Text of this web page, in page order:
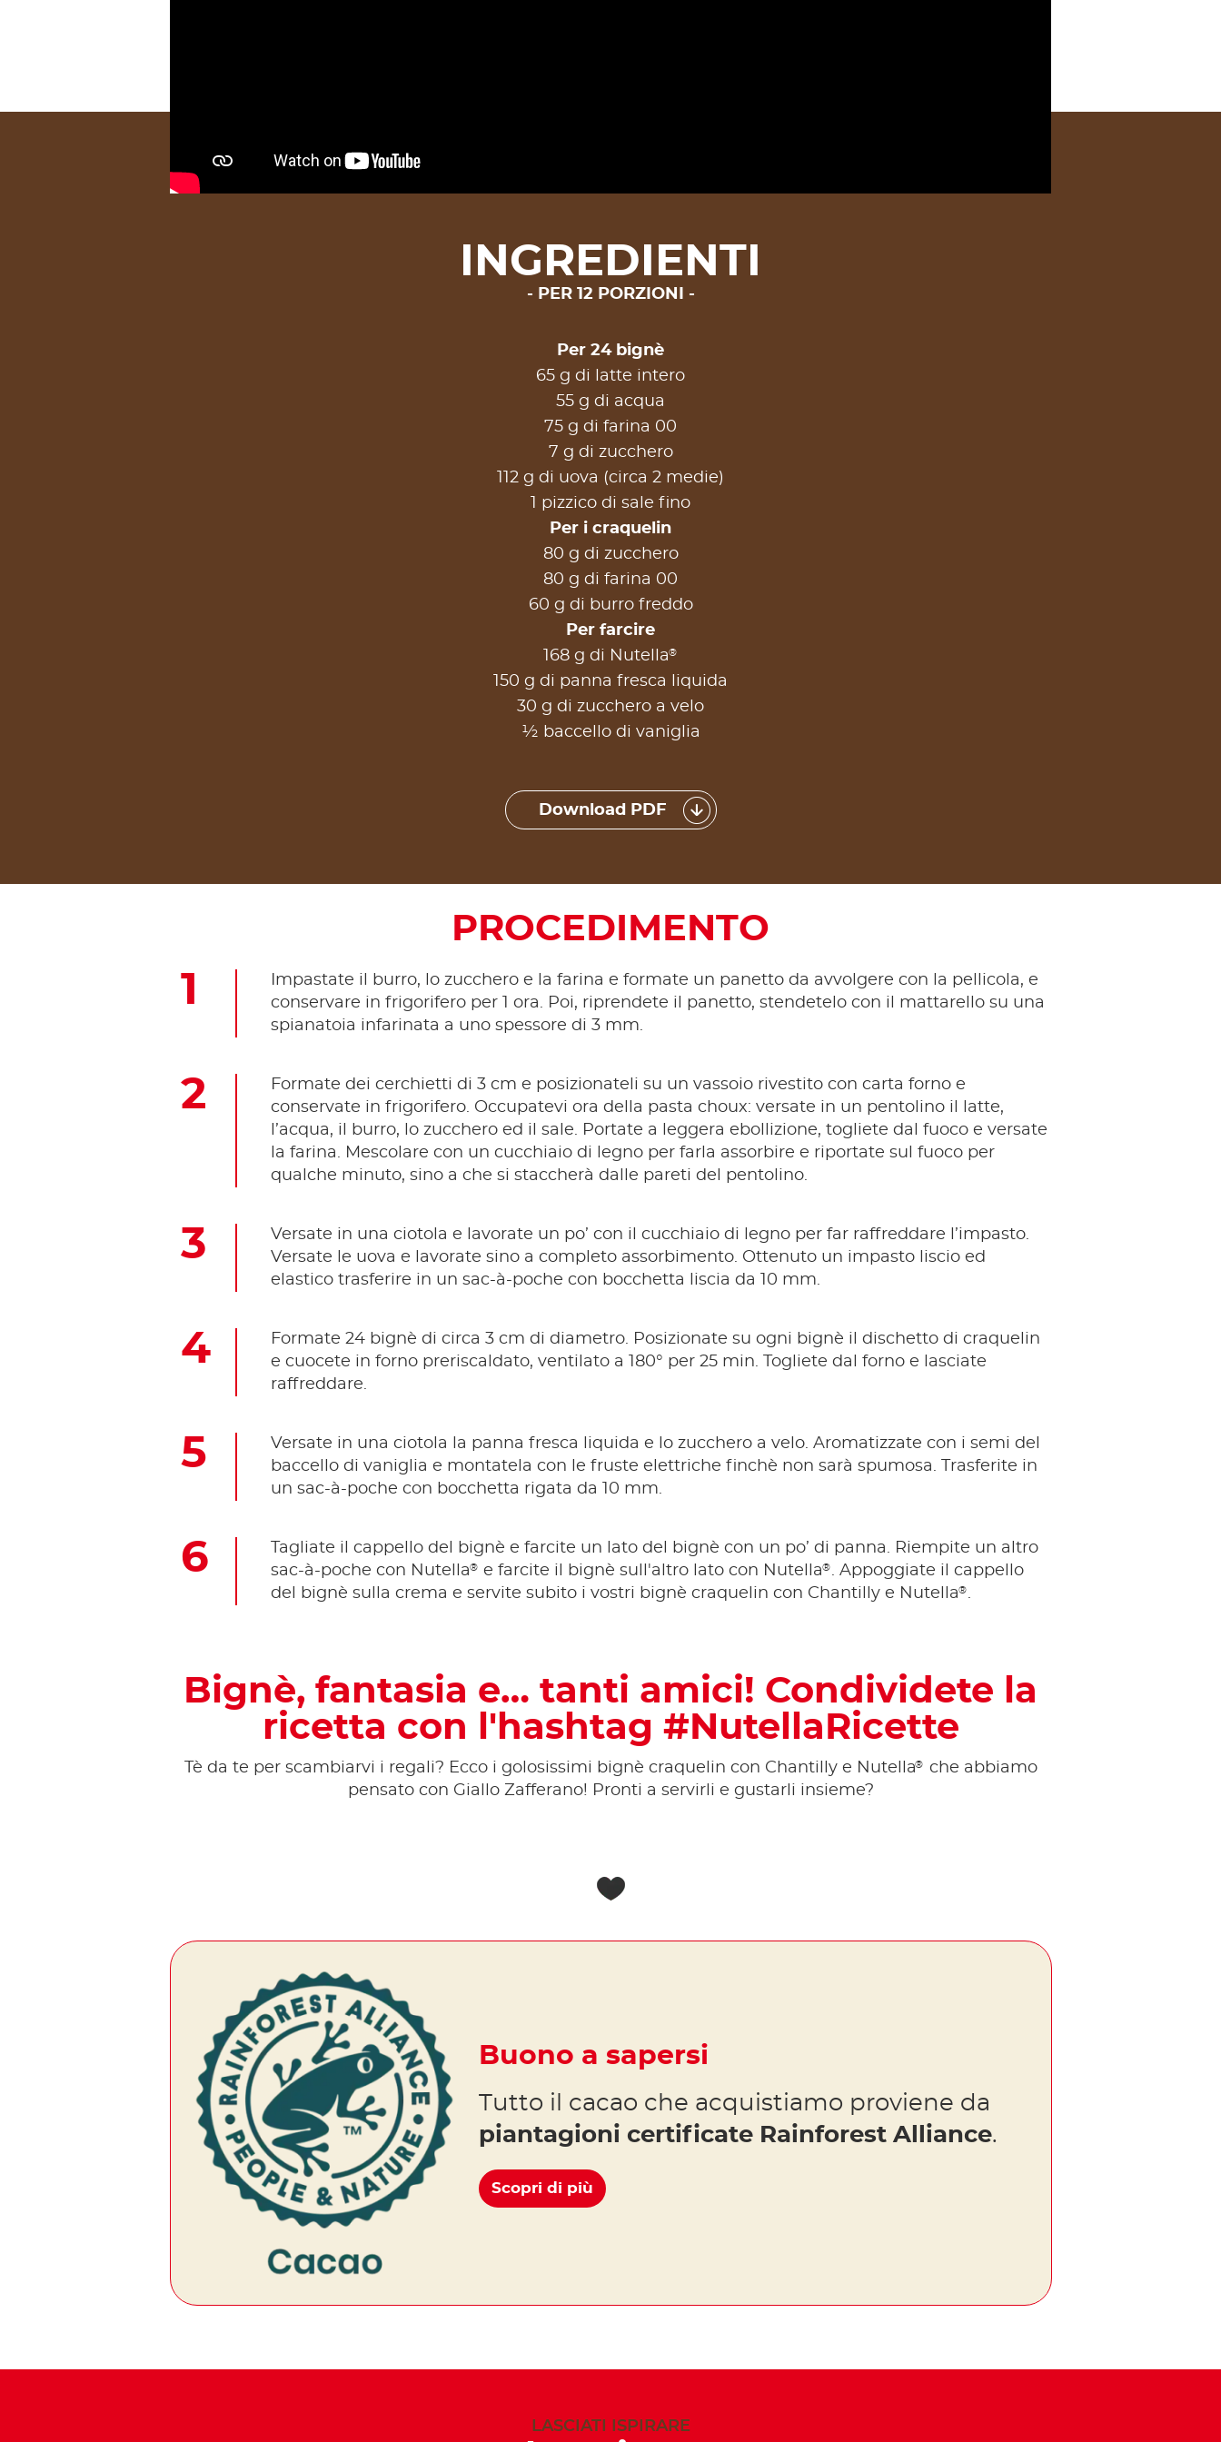
INGREDIENTI
PER 12 PORZIONI
Per 24 bignè
65 g di latte intero
55 g di acqua
75 g di farina 00
7 g di zucchero
112 g di uova (circa 2 medie)
1 pizzico di sale fino
Per i craquelin
80 g di zucchero
80 g di farina 00
60 g di burro freddo
Per farcire
168 g di Nutella®
150 g di panna fresca liquida
30 g di zucchero a velo
½ baccello di vaniglia
Download PDF
PROCEDIMENTO
Impastate il burro, lo zucchero e la farina e formate un panetto da avvolgere con la pellicola, e
conservare in frigorifero per 1 ora. Poi, riprendete il panetto, stendetelo con il mattarello su una
spianatoia infarinata a uno spessore di 3 mm.
Formate dei cerchietti di 3 cm e posizionateli su un vassoio rivestito con carta forno e
conservate in frigorifero. Occupatevi ora della pasta choux: versate in un pentolino il latte,
l’acqua, il burro, lo zucchero ed il sale. Portate a leggera ebollizione, togliete dal fuoco e versate
la farina. Mescolare con un cucchiaio di legno per farla assorbire e riportate sul fuoco per
qualche minuto, sino a che si staccherà dalle pareti del pentolino.
Versate in una ciotola e lavorate un po’ con il cucchiaio di legno per far raffreddare l’impasto.
Versate le uova e lavorate sino a completo assorbimento. Ottenuto un impasto liscio ed
elastico trasferire in un sac-à-poche con bocchetta liscia da 10 mm.
Formate 24 bignè di circa 3 cm di diametro. Posizionate su ogni bignè il dischetto di craquelin
e cuocete in forno preriscaldato, ventilato a 180° per 25 min. Togliete dal forno e lasciate
raffreddare.
Versate in una ciotola la panna fresca liquida e lo zucchero a velo. Aromatizzate con i semi del
baccello di vaniglia e montatela con le fruste elettriche finchè non sarà spumosa. Trasferite in
un sac-à-poche con bocchetta rigata da 10 mm.
Tagliate il cappello del bignè e farcite un lato del bignè con un po’ di panna. Riempite un altro
sac-à-poche con Nutella® e farcite il bignè sull'altro lato con Nutella®. Appoggiate il cappello
del bignè sulla crema e servite subito i vostri bignè craquelin con Chantilly e Nutella®.
Bignè, fantasia e… tanti amici! Condividete la
ricetta con l'hashtag #NutellaRicette
Tè da te per scambiarvi i regali? Ecco i golosissimi bignè craquelin con Chantilly e Nutella®
che abbiamo
pensato con Giallo Zafferano! Pronti a servirli e gustarli insieme?
Buono a sapersi
Tutto il cacao che acquistiamo proviene da
piantagioni certificate Rainforest Alliance.
Scopri di più
LASCIATI ISPIRARE